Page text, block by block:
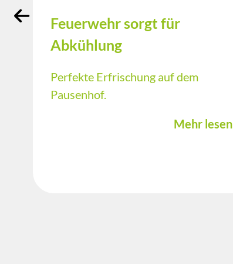
Feuerwehr sorgt für
Abkühlung
Perfekte Erfrischung auf dem
Pausenhof.
Mehr lesen